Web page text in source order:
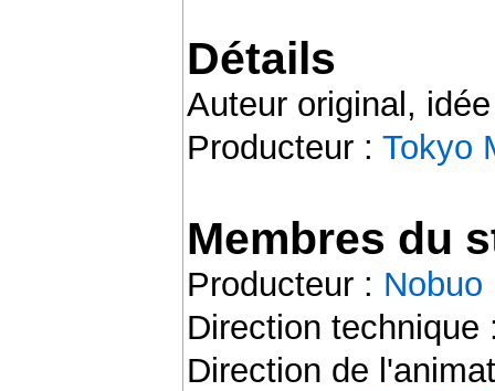
Détails
Auteur original,
Producteur : Tokyo
Membres du
Producteur : Nobuo
Direction
Direction de